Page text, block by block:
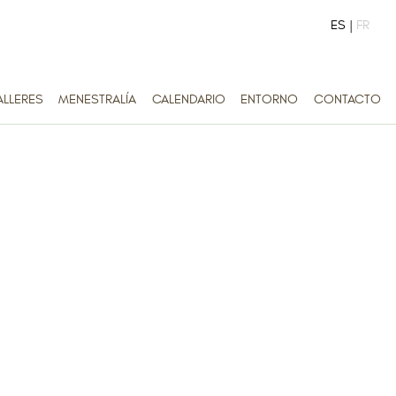
ES | FR
MENESTRALÍA CALENDARIO ENTORNO CONTACTO